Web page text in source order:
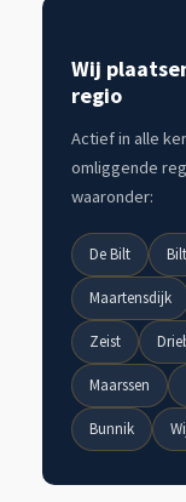
Wij
regio
Actief in alle
omliggende
waaronder:
De Bilt
Maartensdijk
Zeist
Maarssen
Bunnik